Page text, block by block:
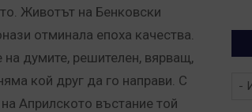
Животът на Бенковски
отминала епоха качества.
на думите, решителен, вярващ,
кой друг да го направи. С
Априлското въстание той